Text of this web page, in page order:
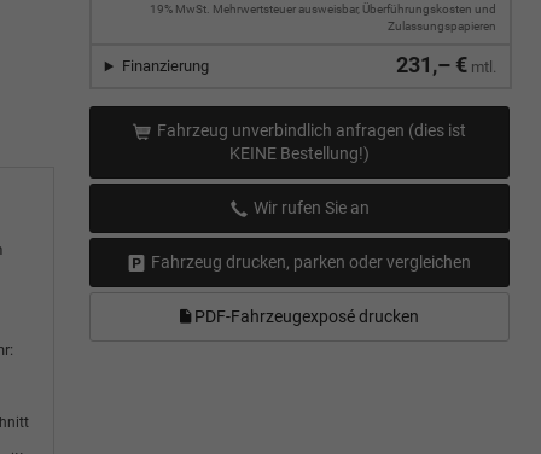
19% MwSt. Mehrwertsteuer ausweisbar, Überführungskosten und
Zulassungspapieren
231,– € mtl.
Finanzierung
Fahrzeug unverbindlich anfragen (dies ist
KEINE Bestellung!)
Wir rufen Sie an
Fahrzeug drucken, parken oder vergleichen
PDF-Fahrzeugexposé drucken